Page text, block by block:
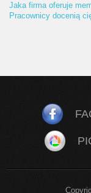
Jaka firma oferuje
Pracownicy docenią